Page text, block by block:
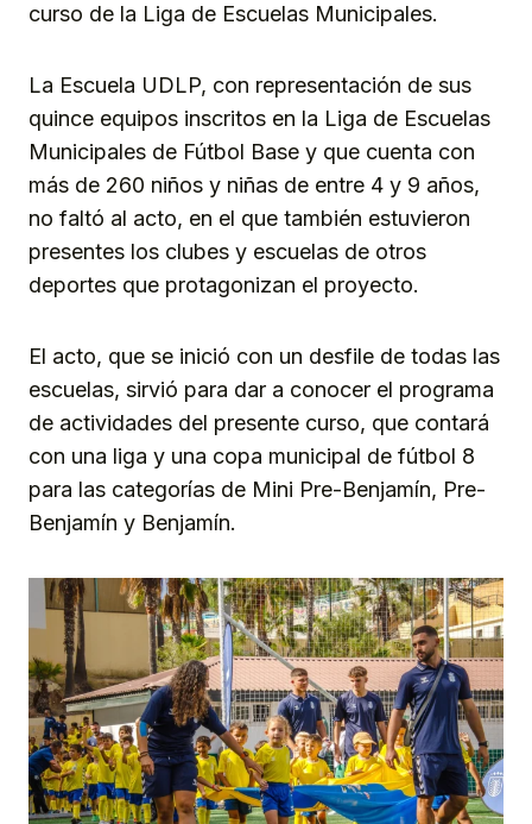
curso de la Liga de Escuelas Municipales.
La Escuela UDLP, con representación de sus
quince equipos inscritos en la Liga de Escuelas
Municipales de Fútbol Base y que cuenta con
más de 260 niños y niñas de entre 4 y 9 años,
no faltó al acto, en el que también estuvieron
presentes los clubes y escuelas de otros
deportes que protagonizan el proyecto.
El acto, que se inició con un desfile de todas las
escuelas, sirvió para dar a conocer el programa
de actividades del presente curso, que contará
con una liga y una copa municipal de fútbol 8
para las categorías de Mini Pre-Benjamín, Pre-
Benjamín y Benjamín.